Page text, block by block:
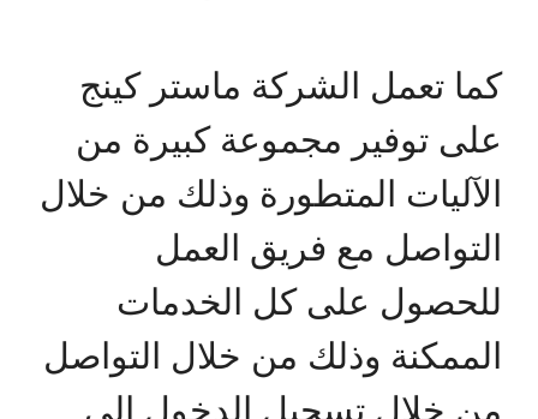
كما تعمل الشركة ماستر كينج
على توفير مجموعة كبيرة من
الآليات المتطورة وذلك من خلال
التواصل مع فريق العمل
للحصول على كل الخدمات
الممكنة وذلك من خلال التواصل
من خلال تسجيل الدخول إلى